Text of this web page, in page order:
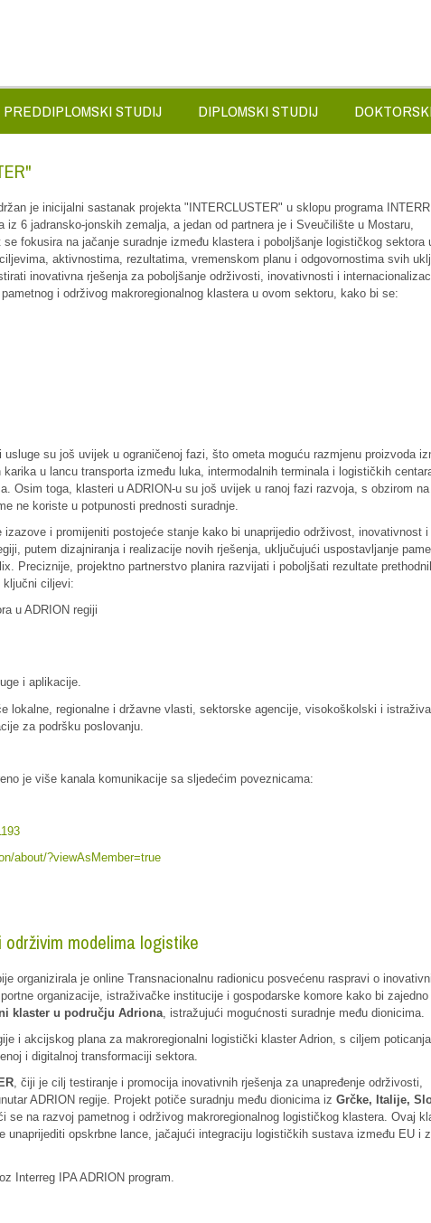
PREDDIPLOMSKI STUDIJ DIPLOMSKI STUDIJ
je inicijalni sastanak projekta "INTERCLUSTER" u sklopu programa
iz 6 jadransko-jonskih zemalja, a jedan od partnera je i Sveučilište u Mostaru,
fokusira na jačanje suradnje između klastera i poboljšanje logističkog sektora
aktivnostima, rezultatima, vremenskom planu i odgovornostima svih
inovativna rješenja za poboljšanje održivosti, inovativnosti i
i održivog makroregionalnog klastera u ovom sektoru, kako bi se:
su još uvijek u ograničenoj fazi, što ometa moguću razmjenu proizvoda
u lancu transporta između luka, intermodalnih terminala i logističkih
Osim toga, klasteri u ADRION-u su još uvijek u ranoj fazi razvoja, s obzirom
ne koriste u potpunosti prednosti suradnje.
i promijeniti postojeće stanje kako bi unaprijedio održivost, inovativnost i
putem dizajniranja i realizacije novih rješenja, uključujući uspostavljanje
Preciznije, projektno partnerstvo planira razvijati i poboljšati rezultate
ključni ciljevi:
u ADRION regiji
i aplikacije.
lokalne, regionalne i državne vlasti, sektorske agencije, visokoškolski i
za podršku poslovanju.
je više kanala komunikacije sa sljedećim poveznicama:
about/?viewAsMember=true
modelima logistike
organizirala je online Transnacionalnu radionicu posvećenu raspravi o
organizacije, istraživačke institucije i gospodarske komore kako bi zajedno
klaster u području Adriona , istražujući mogućnosti suradnje među dionicima.
i akcijskog plana za makroregionalni logistički klaster Adrion, s ciljem
i digitalnoj transformaciji sektora.
, čiji je cilj testiranje i promocija inovativnih rješenja za unapređenje održivosti,
ADRION regije. Projekt potiče suradnju među dionicima izGrčke, Italije,
se na razvoj pametnog i održivog makroregionalnog logističkog klastera. Ovaj
unaprijediti opskrbne lance, jačajući integraciju logističkih sustava između EU i
Interreg IPA ADRION program.